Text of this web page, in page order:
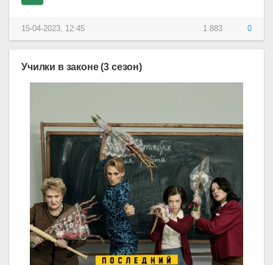
1 883 0
15-04-2023, 12:45
Училки в законе (3 сезон)